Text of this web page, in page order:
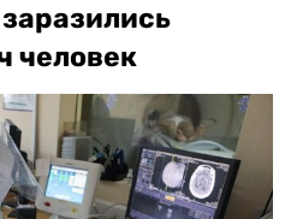
человек